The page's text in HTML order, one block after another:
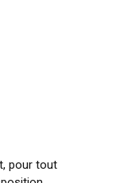
pour tout